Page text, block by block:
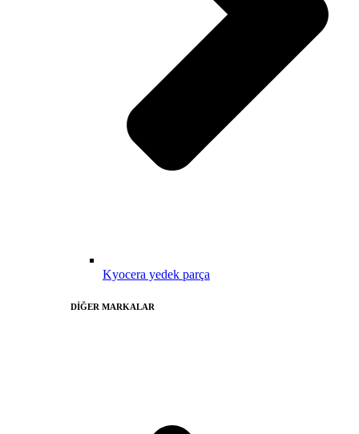
Kyocera yedek parça
DİĞER MARKALAR